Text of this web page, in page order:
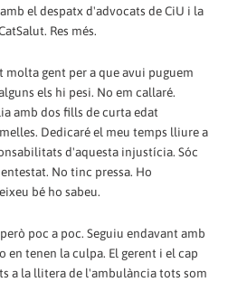
el despatx d'advocats de CiU i la
Res més.
molta gent per a que avui puguem
els hi pesi. No em callaré.
amb dos fills de curta edat
Dedicaré el meu temps lliure a
d'aquesta injustícia. Sóc
No tinc pressa. Ho
bé ho sabeu.
poc a poc. Seguiu endavant amb
en tenen la culpa. El gerent i el cap
a la llitera de l'ambulància tots som